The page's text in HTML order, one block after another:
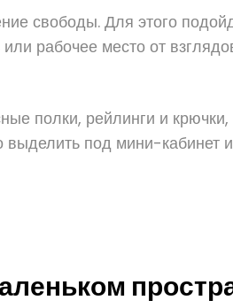
свободы. Для этого
рабочее место от
полки, рейлинги и
под мини-кабинет